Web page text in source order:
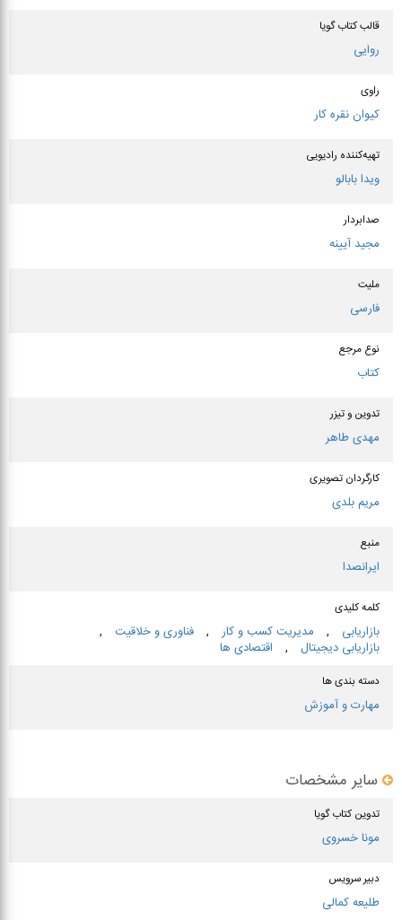
قالب کتاب گویا
روایی
راوی
كیوان نقره كار
تهیه‌کننده رادیویی
ویدا بابالو
صدابردار
مجید آیینه
ملیت
فارسی
نوع مرجع
کتاب
تدوین و تیزر
مهدی طاهر
کارگردان تصویری
مریم بلدی
منبع
ایرانصدا
کلمه کلیدی
بازاریابی , مدیریت كسب و كار , فناوری و خلاقیت
,
بازاریابی دیجیتال
, اقتصادی ها
دسته بندی ها
مهارت و آموزش
سایر مشخصات
تدوین کتاب گویا
مونا خسروی
دبیر سرویس
طلیعه کمالی